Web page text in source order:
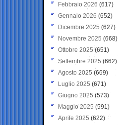
Febbraio 2026 (617)
Gennaio 2026 (652)
Dicembre 2025 (627)
Novembre 2025 (668)
Ottobre 2025 (651)
Settembre 2025 (662)
Agosto 2025 (669)
Luglio 2025 (671)
Giugno 2025 (573)
Maggio 2025 (591)
Aprile 2025 (622)